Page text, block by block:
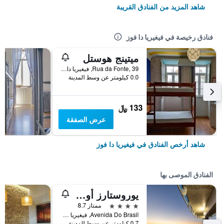
شاهد المزيد من الفنادق القريبة
فنادق رخيصة في فيغيريا دا فوز
ميتينج هوستل
Rua da Fonte, 39, فيغيريا دا فوز, محافظة كويمبرا, البرتغال
0.0 كيلومتر عن وسط المدينة
133 ﷼
عرض الصفقة
شاهد أرخص الفنادق في فيغيريا دا فوز
الفنادق الموصى بها
يوروستارز أوسيز بلازا هوتل
4 نجوم
ممتاز 8.7
Avenida Do Brasil, فيغيريا دا فوز, محافظة كويمبرا, البرتغال